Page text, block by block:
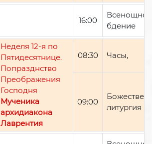
16:00
Всенощное
бдение
Неделя 12-я по
Пятидесятнице.
Попразднство
Преображения
Господня
Мученика
архидиакона
Лаврентия
08:30 Часы,
09:00
литургия